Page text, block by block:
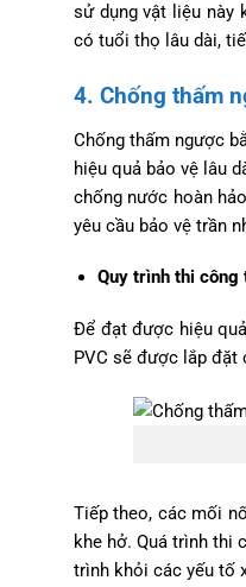
sử dụng vật liệu này
có tuổi thọ lâu dài,
4. Chống thấm
Chống thấm ngược
hiệu quả bảo vệ lâu
chống nước hoàn
yêu cầu bảo vệ trần
Quy trình thi công
Để đạt được hiệu
PVC sẽ được lắp đặt
Tiếp theo, các mối
khe hở. Quá trình thi
trình khỏi các yếu tố